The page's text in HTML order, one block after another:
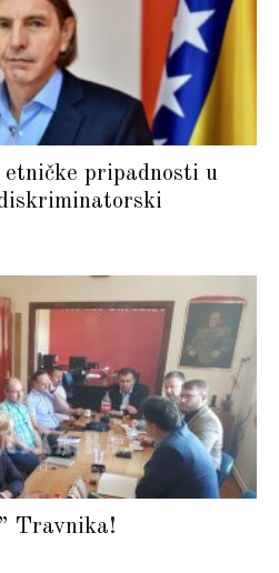
pripadnosti u
Travnika!